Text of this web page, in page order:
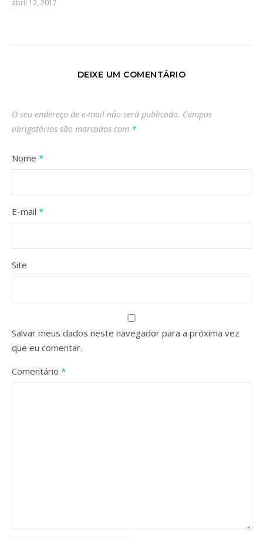
abril 12, 2017
DEIXE UM COMENTÁRIO
O seu endereço de e-mail não será publicado. Campos
obrigatórios são marcados com *
Nome *
E-mail *
Site
Salvar meus dados neste navegador para a próxima vez
que eu comentar.
Comentário *